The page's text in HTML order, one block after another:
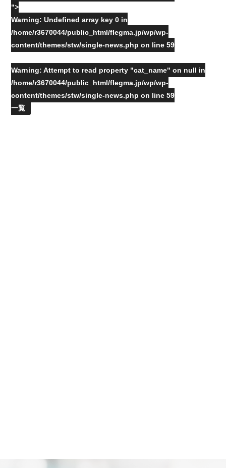
">
Warning: Undefined array key 0 in
/home/r3670044/public_html/flegma.jp/wp/wp-
content/themes/stw/single-news.php on line59
Warning: Attempt to read property "cat_name" on null in
/home/r3670044/public_html/flegma.jp/wp/wp-
content/themes/stw/single-news.php on line59
一覧